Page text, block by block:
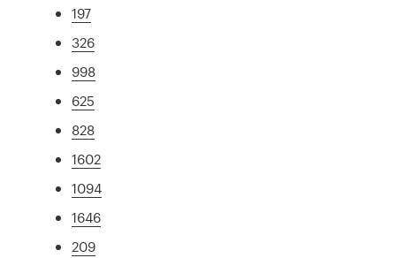
197
326
998
625
828
1602
1094
1646
209